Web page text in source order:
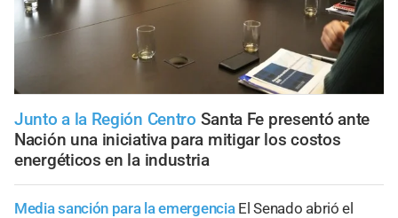
Junto a la Región Centro Santa Fe presentó ante
Nación una iniciativa para mitigar los costos
energéticos en la industria
Media sanción para la emergencia El Senado abrió el